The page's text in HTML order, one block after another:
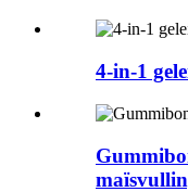
4-in-1